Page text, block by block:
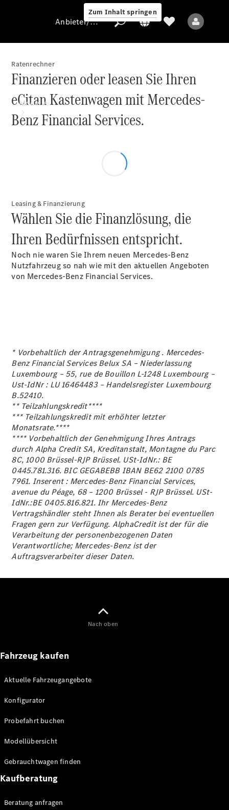
Zum Inhalt springen
Anbieter/Datenschutz
Modelle
Elektromodelle
Sprinter
Kastenwagen
Sprinter
Tourer
Sprinter
Fahrgestell
Sprinter
Fahrgestell
Doppelkabine
Sprinter
Pritschenfahrzeug
Konfigurator
Mercedes-
Benz Store
Vito
Alle Vito
Mercedes-
Citan
Kastenwagen
Mercedes-
Anbieter/Datenschutz
Ratenrechner
Finanzieren oder leasen Sie Ihren
eCitan Kastenwagen mit Mercedes-
Benz Financial Services.
Leasing & Finanzierung
Wählen Sie die Finanzlösung, die
Ihren Bedürfnissen entspricht.
Noch nie waren Sie Ihrem neuen Mercedes-Benz
Nutzfahrzeug so nah wie mit den aktuellen Angeboten
von Mercedes-Benz Financial Services.
* Vorbehaltlich der Antragsgenehmigung . Mercedes-
Benz Financial Services Belux SA – Niederlassung
Luxembourg – 55, rue de Bouillon L-1248 Luxembourg –
Ust-IdNr : LU 16464483 – Handelsregister Luxembourg
B.52410.
** Teilzahlungskredit****
*** Teilzahlungskredit mit erhöhter letzter
Monatsrate.****
**** Vorbehaltlich der Genehmigung Ihres Antrags
durch Alpha Credit SA, Kreditanstalt, Montagne du Parc
8C, 1000 Brüssel-RJP Brüssel. USt-IdNr.: BE
0445.781.316. BIC GEGABEBB IBAN BE62 2100 0785
7961. Inserent : Mercedes-Benz Financial Services,
avenue du Péage, 68 – 1200 Brüssel - RJP Brüssel. USt-
IdNr.:BE 0405.816.821. Ihr Mercedes-Benz
Vertragshändler steht Ihnen als Berater bei eventuellen
Fragen gern zur Verfügung. AlphaCredit ist der für die
Verarbeitung der personenbezogenen Daten
Verantwortliche; Mercedes-Benz ist der
Auftragsverarbeiter dieser Daten.
Nach oben
Fahrzeug kaufen
Aktuelle Fahrzeugangebote
Konfigurator
Probefahrt buchen
Modellübersicht
Gebrauchtwagen finden
Kaufberatung
Beratung anfragen